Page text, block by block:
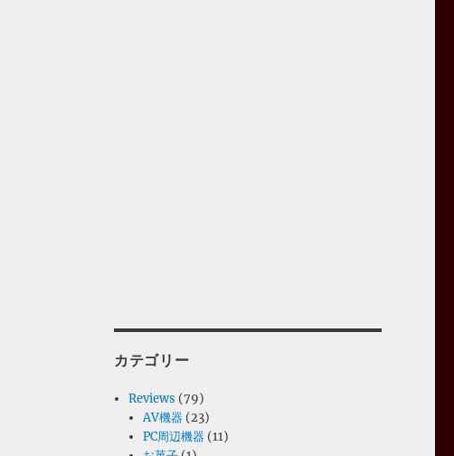
カテゴリー
Reviews (79)
AV機器 (23)
PC周辺機器 (11)